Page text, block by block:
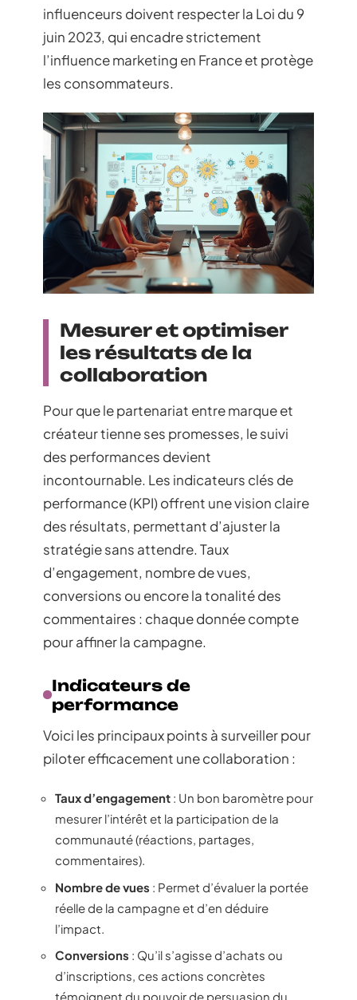
influenceurs doivent respecter la Loi du 9
juin 2023, qui encadre strictement
l’influence marketing en France et protège
les consommateurs.
Mesurer et optimiser
les résultats de la
collaboration
Pour que le partenariat entre marque et
créateur tienne ses promesses, le suivi
des performances devient
incontournable. Les indicateurs clés de
performance (KPI) offrent une vision claire
des résultats, permettant d’ajuster la
stratégie sans attendre. Taux
d’engagement, nombre de vues,
conversions ou encore la tonalité des
commentaires : chaque donnée compte
pour affiner la campagne.
Indicateurs de
performance
Voici les principaux points à surveiller pour
piloter efficacement une collaboration :
Taux d’engagement : Un bon baromètre pour
mesurer l’intérêt et la participation de la
communauté (réactions, partages,
commentaires).
Nombre de vues : Permet d’évaluer la portée
réelle de la campagne et d’en déduire
l’impact.
Conversions : Qu’il s’agisse d’achats ou
d’inscriptions, ces actions concrètes
témoignent du pouvoir de persuasion du